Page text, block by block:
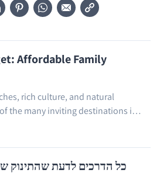
Affordable Family
rich culture, and natural
the many inviting destinations in
כל הדרכים לדעת שהתינוק